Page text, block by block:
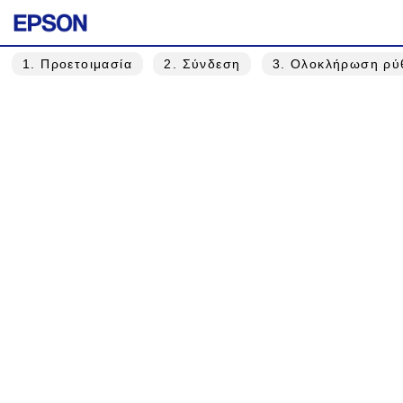
1 . Προετοιμασία 2 . Σύνδεση 3 . Ολοκλήρωση